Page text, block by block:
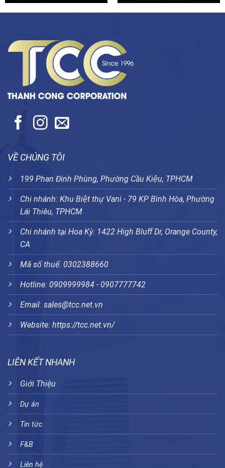
VỀ CHÚNG TÔI
199 Phan Đình Phùng, Phường Cầu Kiệu, TPHCM
Chi nhánh: Khu Biệt thự Vani - 79 KP Bình Hòa, Phường
Lái Thiêu, TPHCM
Chi nhánh tại Hoa Kỳ: 1422 High Bluff Dr, Orange County,
CA
Mã số thuế: 0302388660
Hotline: 0909999984 - 0907777742
Email: sales@tcc.net.vn
Website: https://tcc.net.vn/
LIÊN KẾT NHANH
Giới Thiệu
Dự án
Tin tức
F&B
Liên hệ